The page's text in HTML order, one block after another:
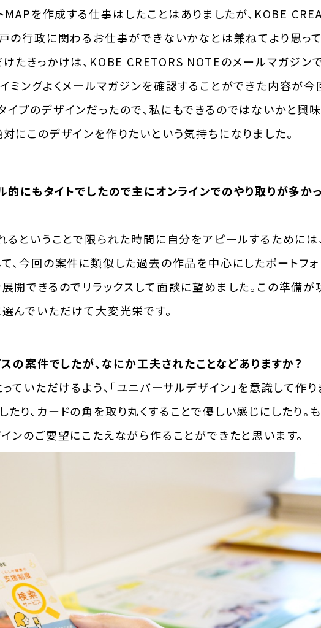
MAPを作成する仕事はしたことはありましたが、KOBE
の行政に関わるお仕事ができないかなとは兼ねてより思って
たきっかけは、KOBE CRETORS NOTEのメールマガジン
ミングよくメールマガジンを確認することができた内容が今
プのデザインだったので、私にもできるのではないかと興味
にこのデザインを作りたいという気持ちになりました。
にもタイトでしたので主にオンラインでのやり取りが多か
ということで限られた時間に自分をアピールするためには
、今回の案件に類似した過去の作品を中心にしたポートフ
開できるのでリラックスして面談に望めました。この準備
んでいただけて大変光栄です。
の案件でしたが、なにか工夫されたことなどありますか？
ていただけるよう、「ユニバーサルデザイン」を意識して作
り、カードの角を取り丸くすることで優しい感じにしたり。
ンのご要望にこたえながら作ることができたと思います。